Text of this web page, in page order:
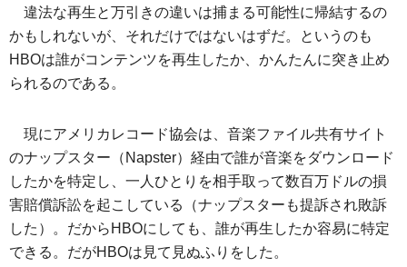
違法な再生と万引きの違いは捕まる可能性に帰結するの
かもしれないが、それだけではないはずだ。というのも
HBOは誰がコンテンツを再生したか、かんたんに突き止め
られるのである。
現にアメリカレコード協会は、音楽ファイル共有サイト
のナップスター（Napster）経由で誰が音楽をダウンロード
したかを特定し、一人ひとりを相手取って数百万ドルの損
害賠償訴訟を起こしている（ナップスターも提訴され敗訴
した）。だからHBOにしても、誰が再生したか容易に特定
できる。だがHBOは見て見ぬふりをした。